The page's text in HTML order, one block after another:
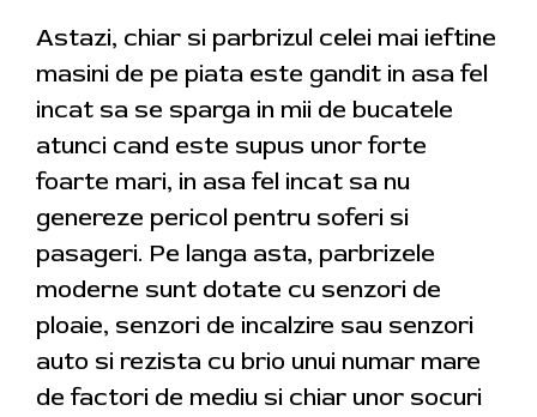
Astazi, chiar si parbrizul celei mai ieftine
masini de pe piata este gandit in asa fel
incat sa se sparga in mii de bucatele
atunci cand este supus unor forte
foarte mari, in asa fel incat sa nu
genereze pericol pentru soferi si
pasageri. Pe langa asta, parbrizele
moderne sunt dotate cu senzori de
ploaie, senzori de incalzire sau senzori
auto si rezista cu brio unui numar mare
de factori de mediu si chiar unor socuri